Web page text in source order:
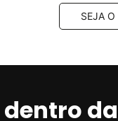
semi-
mais resíduo
SEJA O